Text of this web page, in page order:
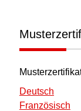
Deutsch
Französisch